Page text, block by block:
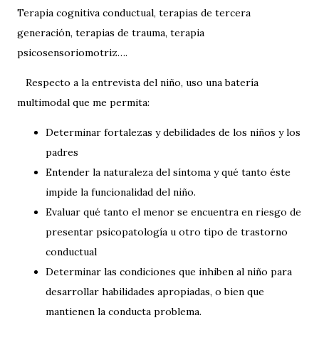
Terapia cognitiva conductual, terapias de tercera
generación, terapias de trauma, terapia
psicosensoriomotriz….
Respecto a la entrevista del niño, uso una batería
multimodal que me permita:
Determinar fortalezas y debilidades de los niños y los
padres
Entender la naturaleza del síntoma y qué tanto éste
impide la funcionalidad del niño.
Evaluar qué tanto el menor se encuentra en riesgo de
presentar psicopatología u otro tipo de trastorno
conductual
Determinar las condiciones que inhiben al niño para
desarrollar habilidades apropiadas, o bien que
mantienen la conducta problema.